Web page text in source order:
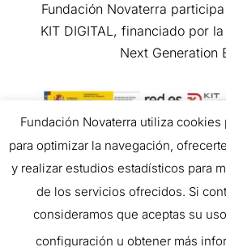
Fundación Novaterra
KIT DIGITAL, financiado por
Next Generation
Copyright © 2026 All
Fundación Novaterra utiliza
para optimizar la navegación,
y realizar estudios estadísticos para
de los servicios ofrecidos. Si
consideramos que aceptas su
configuración u obtener más